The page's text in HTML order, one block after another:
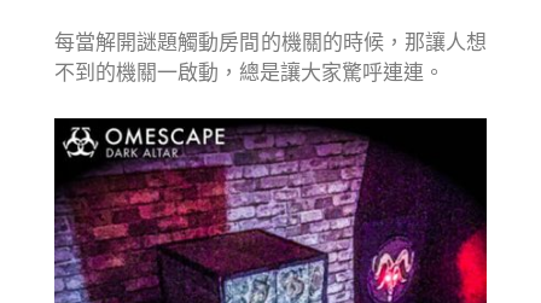
每當解開謎題觸動房間的機關的時候，那讓人想
不到的機關一啟動，總是讓大家驚呼連連。